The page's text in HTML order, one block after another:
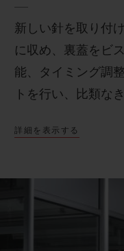
新しい針を取り付
に収め、裏蓋をビ
能、タイミング調
トを行い、比類な
詳細を表示する